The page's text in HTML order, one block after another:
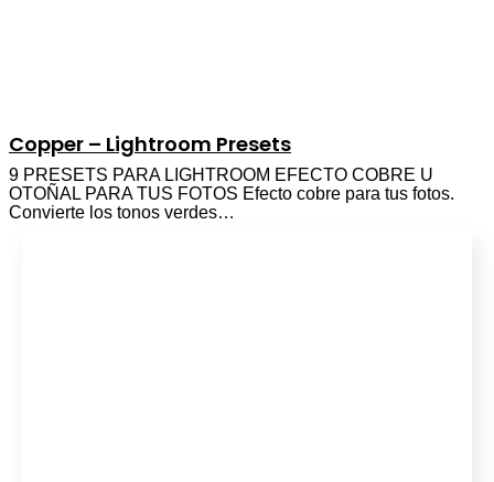
Copper – Lightroom Presets
9 PRESETS PARA LIGHTROOM EFECTO COBRE U
OTOÑAL PARA TUS FOTOS Efecto cobre para tus fotos.
Convierte los tonos verdes…